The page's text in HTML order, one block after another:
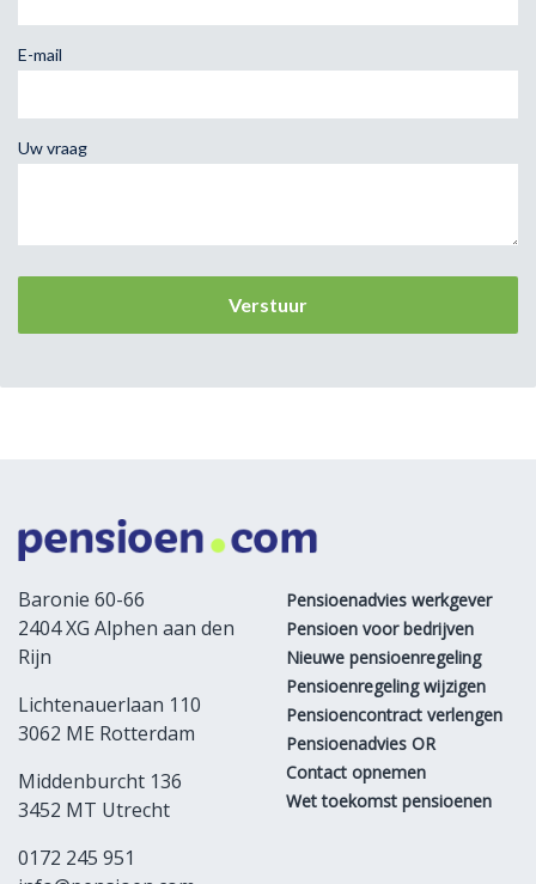
E-mail
Uw vraag
Baronie 60-66
2404 XG Alphen aan den
Rijn
Lichtenauerlaan 110
3062 ME Rotterdam
Middenburcht 136
3452 MT Utrecht
0172 245 951
Pensioenadvies werkgever
Pensioen voor bedrijven
Nieuwe pensioenregeling
Pensioenregeling wijzigen
Pensioencontract verlengen
Pensioenadvies OR
Contact opnemen
Wet toekomst pensioenen